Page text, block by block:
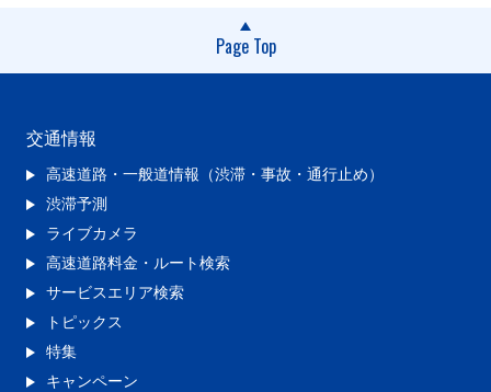
Page Top
交通情報
高速道路・一般道情報（渋滞・事故・通行止め）
渋滞予測
ライブカメラ
高速道路料金・ルート検索
サービスエリア検索
トピックス
特集
キャンペーン